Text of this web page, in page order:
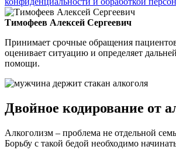
Тимофеев Алексей Сергеевич
Принимает срочные обращения
оценивает ситуацию и определяет
помощи.
Двойное кодирование от
Алкоголизм – проблема не отдельной
Борьбу с такой бедой необходимо